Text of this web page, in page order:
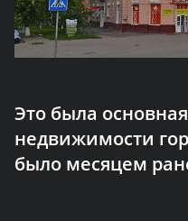
Это была
недвижимости
было месяцем